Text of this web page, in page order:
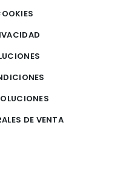
DE VENTA